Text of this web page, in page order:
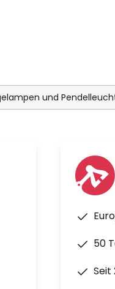
und
50
Seit